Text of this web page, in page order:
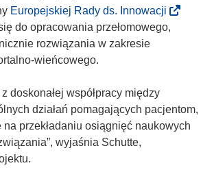
Europejskiej Rady ds. Innowacji
o
n
i
do opracowania przełomowego,
rozwiązania w zakresie
wieńcowego.
doskonałej współpracy między
działań pomagających pacjentom,
na przekładaniu osiągnięć naukowych
wyjaśnia Schutte,